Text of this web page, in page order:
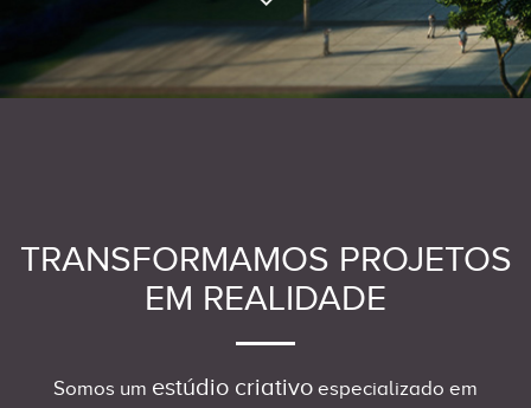
TRANSFORMAMOS PROJETOS
EM REALIDADE
Somos um estúdio criativo especializado em